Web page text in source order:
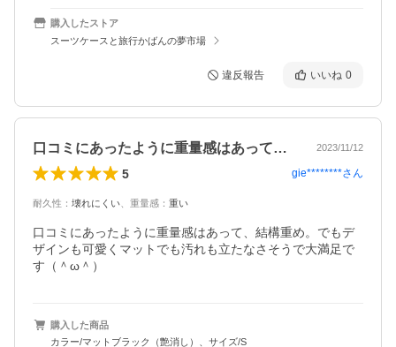
購入したストア
スーツケースと旅行かばんの夢市場
違反報告 いいね 0
口コミにあったように重量感はあって、結… 2023/11/12
5 gie********さん
耐久性 ： 壊れにくい 重量感 ： 重い
口コミにあったように重量感はあって、結構重め。でもデ
ザインも可愛くマットでも汚れも立たなさそうで大満足で
す（＾ω＾）
購入した商品
カラー/マットブラック（艶消し）、サイズ/S